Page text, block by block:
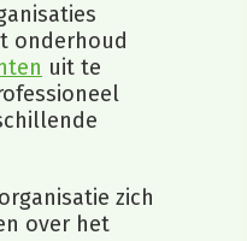
onderhoud
uit te
zich
over het